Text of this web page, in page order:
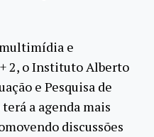
e
2, o Instituto Alberto
e Pesquisa de
a agenda mais
discussões